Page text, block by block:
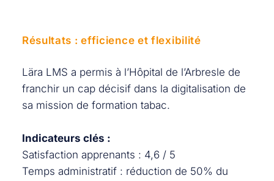
Résultats : efficience et flexibilité
Lära LMS a permis à l’Hôpital de l’Arbresle de
franchir un cap décisif dans la digitalisation de
sa mission de formation tabac.
Indicateurs clés :
Satisfaction apprenants : 4,6 / 5
Temps administratif : réduction de 50% du